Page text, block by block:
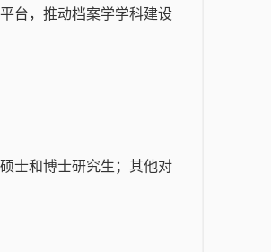
台，推动档案学学科建设
士和博士研究生；其他对